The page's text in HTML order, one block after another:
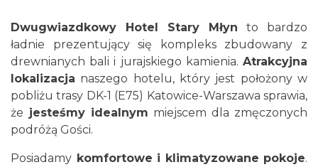
Dwugwiazdkowy Hotel Stary Młyn to bardzo
ładnie prezentujący się kompleks zbudowany z
drewnianych bali i jurajskiego kamienia. Atrakcyjna
lokalizacja naszego hotelu, który jest położony w
pobliżu trasy DK-1 (E75) Katowice-Warszawa sprawia,
że jesteśmy idealnym miejscem dla zmęczonych
podróżą Gości.
Posiadamy komfortowe i klimatyzowane pokoje.